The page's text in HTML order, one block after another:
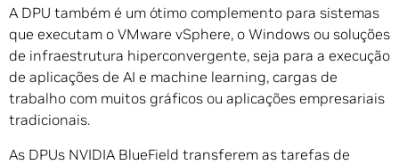
A DPU também é um ótimo complemento para sistemas
que executam o VMware vSphere, o Windows ou soluções
de infraestrutura hiperconvergente, seja para a execução
de aplicações de AI e machine learning, cargas de
trabalho com muitos gráficos ou aplicações empresariais
tradicionais.
As DPUs NVIDIA BlueField transferem as tarefas de